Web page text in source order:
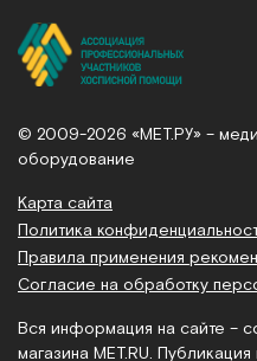
© 2009-2026 «МЕТ.РУ» –
оборудование
Карта сайта
Политика
Правила применения
Согласие на обработку
Вся информация на сайте –
магазина MET.RU.